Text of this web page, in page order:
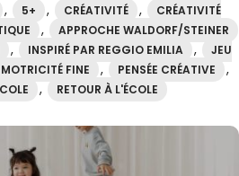
, 5+ , CRÉATIVITÉ ,
CRÉATIVITÉ
, APPROCHE WALDORF/STEINER
, INSPIRÉ PAR REGGIO EMILIA ,
JEU
MOTRICITÉ FINE , PENSÉE CRÉATIVE ,
, RETOUR À L'ÉCOLE